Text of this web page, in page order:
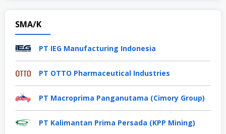
SMA/K
PT IEG Manufacturing Indonesia
PT OTTO Pharmaceutical Industries
PT Macroprima Panganutama (Cimory Group)
PT Kalimantan Prima Persada (KPP Mining)